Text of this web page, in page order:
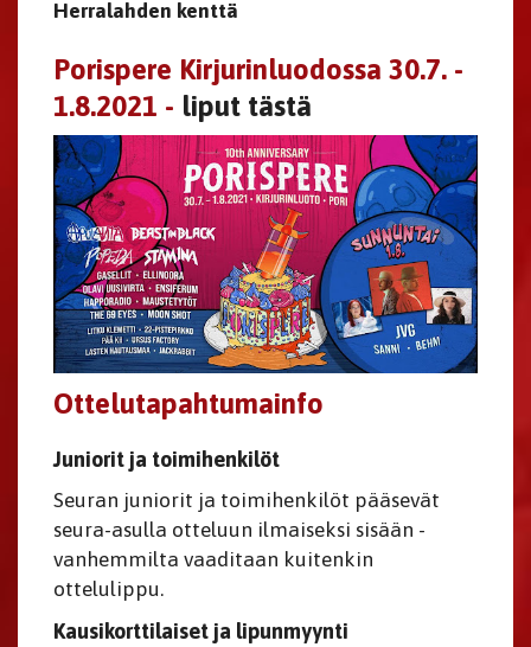
Herralahden kenttä
Porispere Kirjurinluodossa 30.7. -
1.8.2021 - liput tästä
Ottelutapahtumainfo
Juniorit ja toimihenkilöt
Seuran juniorit ja toimihenkilöt pääsevät
seura-asulla otteluun ilmaiseksi sisään -
vanhemmilta vaaditaan kuitenkin
ottelulippu.
Kausikorttilaiset ja lipunmyynti